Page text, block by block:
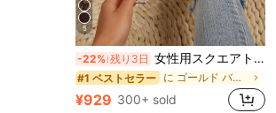
5
-22% 残り3日 女性用スクエアトゥ フラット スリッポンシューズ、ミニマリスト エレガントデザイン、日常着、仕事、ショッピング、デート、パーティー、通勤、ビジネスに適しています
#1 ベストセラー に ゴールド バレエフラット
¥929 300+ sold